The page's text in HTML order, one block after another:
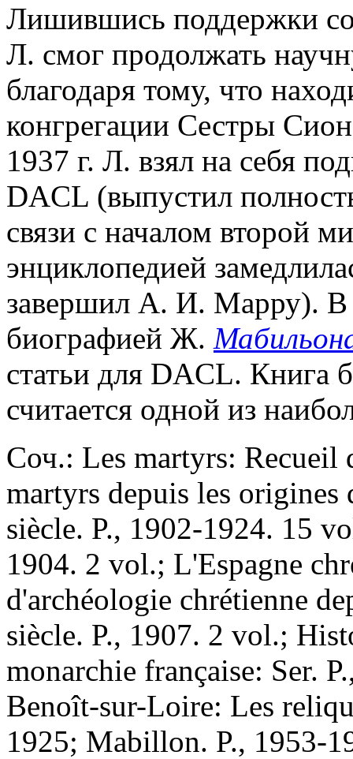
Лишившись поддержки
Л. смог продолжать
благодаря тому, что
конгрегации Сестры
1937 г. Л. взял на себя
DACL (выпустил
связи с началом второй
энциклопедией
завершил А. И. Марру). В
биографией Ж.
статьи для DACL. Книга
считается одной из
Соч.: Les martyrs: Recueil
martyrs depuis les
siècle. P., 1902-1924. 15
1904. 2 vol.; L'Espagne
d'archéologie chrétienne
siècle. P., 1907. 2 vol.;
monarchie française: Ser.
Benoît-sur-Loire: Les
1925; Mabillon. P., 1953-